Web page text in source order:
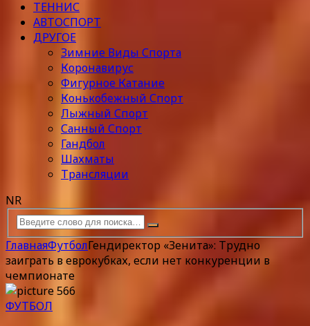
ТЕННИС
АВТОСПОРТ
ДРУГОЕ
Зимние Виды Спорта
Коронавирус
Фигурное Катание
Конькобежный Спорт
Лыжный Спорт
Санный Спорт
Гандбол
Шахматы
Трансляции
NR
ГлавнаяФутболГендиректор «Зенита»: Трудно
заиграть в еврокубках, если нет конкуренции в
чемпионате
ФУТБОЛ